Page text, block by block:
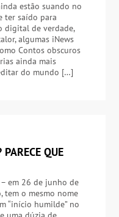
estão suando no
ter saído para
digital de verdade,
algumas iNews
Contos obscuros
ainda mais
do mundo […]
PARECE QUE
em 26 de junho de
tem o mesmo nome
“início humilde” no